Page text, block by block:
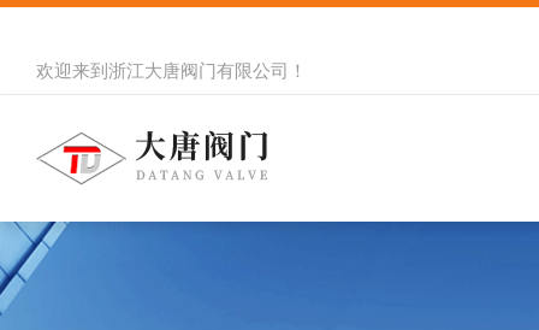
欢迎来到 浙江大唐阀门有限公司 ！